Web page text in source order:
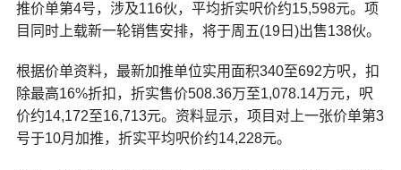
推价单第4号，涉及116伙，平均折实呎价约15,598元。项
目同时上载新一轮销售安排，将于周五(19日)出售138伙。
根据价单资料，最新加推单位实用面积340至692方呎，扣
除最高16%折扣，折实售价508.36万至1,078.14万元，呎
价约14,172至16,713元。资料显示，项目对上一张价单第3
号于10月加推，折实平均呎价约14,228元。